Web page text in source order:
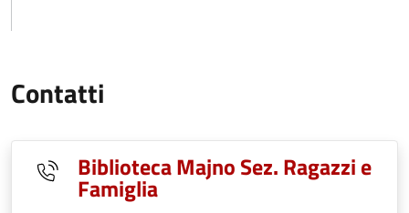
Contatti
Biblioteca Majno Sez. Ragazzi e
Famiglia